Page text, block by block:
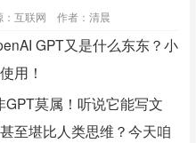
：互联网 作者：清晨
GPT又是什么东东？小
用！
GPT莫属！听说它能写文
至堪比人类思维？今天咱